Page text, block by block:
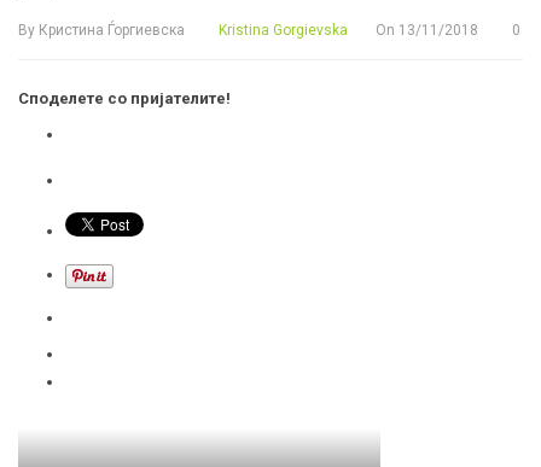
By Кристина Ѓоргиевска Kristina Gorgievska On 13/11/2018 0
Споделете со пријателите!